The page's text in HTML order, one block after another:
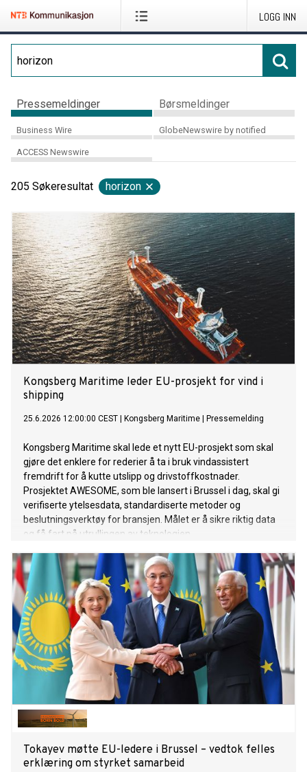
LOGG INN
Pressemeldinger Børsmeldinger
Business Wire GlobeNewswire by notified
ACCESS Newswire
205 Søkeresultat horizon
Kongsberg Maritime leder EU-prosjekt for vind i
shipping
25.6.2026 12:00:00 CEST Kongsberg Maritime Pressemelding
Kongsberg Maritime skal lede et nytt EU-prosjekt som skal
gjøre det enklere for rederier å ta i bruk vindassistert
fremdrift for å kutte utslipp og drivstoffkostnader.
Prosjektet AWESOME, som ble lansert i Brussel i dag, skal gi
verifiserte ytelsesdata, standardiserte metoder og
beslutningsverktøy for bransjen. Målet er å sikre riktig data
og få fart på utrullingen av teknologien.
Tokayev møtte EU-ledere i Brussel – vedtok felles
erklæring om styrket samarbeid